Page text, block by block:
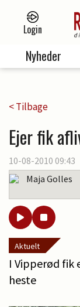
Login
Nyheder
< Tilbage
Ejer fik
10-08-2010 09:43
Maja Golles
Aktuelt
I Vipperød fik
heste